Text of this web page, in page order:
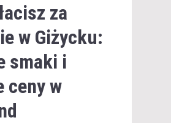
za
w Giżycku:
smaki i
ceny w